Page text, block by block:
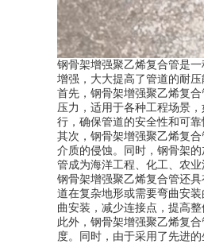
钢骨架增强聚乙烯复合管是
增强，大大提高了管道的耐
首先，钢骨架增强聚乙烯复
压力，适用于各种工程场景
行，确保管道的安全性和可靠
其次，钢骨架增强聚乙烯复
介质的侵蚀。同时，钢骨架
管成为海洋工程、化工、农业
钢骨架增强聚乙烯复合管还
道在复杂地形或需要弯曲安
曲安装，减少连接点，提高整
此外，钢骨架增强聚乙烯复
度。同时，由于采用了先进